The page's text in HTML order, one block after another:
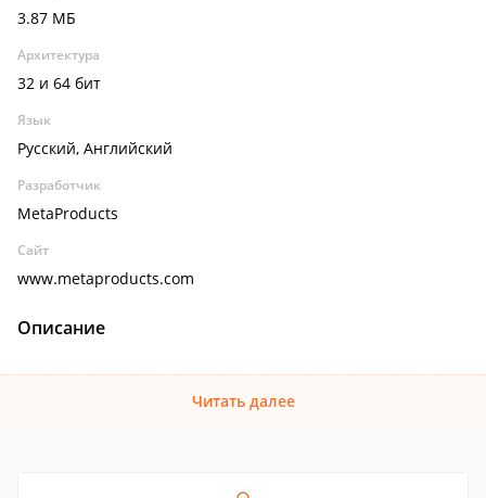
3.87 МБ
Архитектура
32 и 64 бит
Язык
Русский, Английский
Разработчик
MetaProducts
Сайт
www.metaproducts.com
Описание
Читать далее